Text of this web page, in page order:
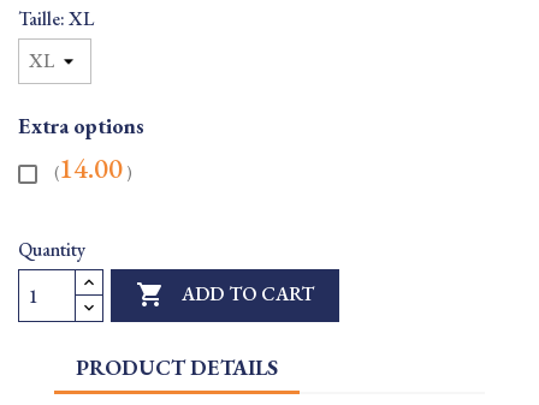
Taille: XL
Extra options
(14.00 )
Quantity
 ADD TO CART
PRODUCT DETAILS